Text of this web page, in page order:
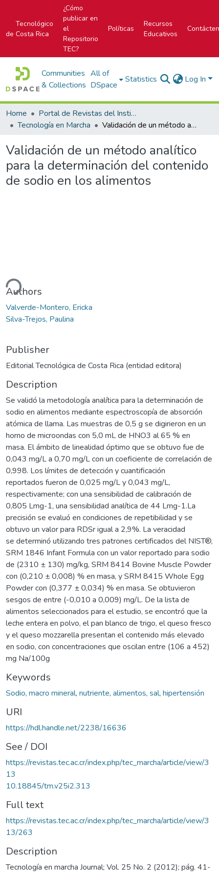
Tecnológico
de Costa Rica
¿Cómo
publicar en
el
Repositorio
TEC?
Políticas
Recursos
Educativos
Communities
& Collections
All of
DSpace
Statistics Log In
Home
Portal de Revistas del Instituto Tecnológico de Costa Rica
Tecnología en Marcha
Validación de un método analítico para la determinación del contenido de sodio en los alimentos
Validación de un método analítico
para la determinación del contenido
de sodio en los alimentos
Authors
Valverde-Montero, Ericka
Silva-Trejos, Paulina
Publisher
Editorial Tecnológica de Costa Rica (entidad editora)
Description
Se validó la metodología analítica para la determinación de
sodio en alimentos mediante espectroscopía de absorción
atómica de llama. Las muestras de 0,5 g se digirieron en un
horno de microondas con 5,0 mL de HNO3 al 65 % en
masa. El ámbito de linealidad óptimo que se obtuvo fue de
0,043 mg/L a 0,70 mg/L con un coeficiente de correlación de
0,998. Los límites de detección y cuantificación
reportados fueron de 0,025 mg/L y 0,043 mg/L,
respectivamente; con una sensibilidad de calibración de
0,805 Lmg-1, una sensibilidad analítica de 44 Lmg-1.La
precisión se evaluó en condiciones de repetibilidad y se
obtuvo un valor para RDSr igual a 2,9%. La veracidad
se determinó utilizando tres patrones certificados del NIST®,
SRM 1846 Infant Formula con un valor reportado para sodio
de (2310 ± 130) mg/kg, SRM 8414 Bovine Muscle Powder
con (0,210 ± 0,008) % en masa, y SRM 8415 Whole Egg
Powder con (0,377 ± 0,034) % en masa. Se obtuvieron
sesgos de entre (-0,010 a 0,009) mg/L. De la lista de
alimentos seleccionados para el estudio, se encontró que la
leche entera en polvo, el pan blanco de trigo, el queso fresco
y el queso mozzarella presentan el contenido más elevado
en sodio, con concentraciones que oscilan entre (106 a 452)
mg Na/100g
Keywords
Sodio, macro mineral, nutriente, alimentos, sal, hipertensión
URI
https://hdl.handle.net/2238/16636
See / DOI
https://revistas.tec.ac.cr/index.php/tec_marcha/article/view/3
13
10.18845/tm.v25i2.313
Full text
https://revistas.tec.ac.cr/index.php/tec_marcha/article/view/3
13/263
Description
Tecnología en marcha Journal; Vol. 25 No. 2 (2012); pág. 41-